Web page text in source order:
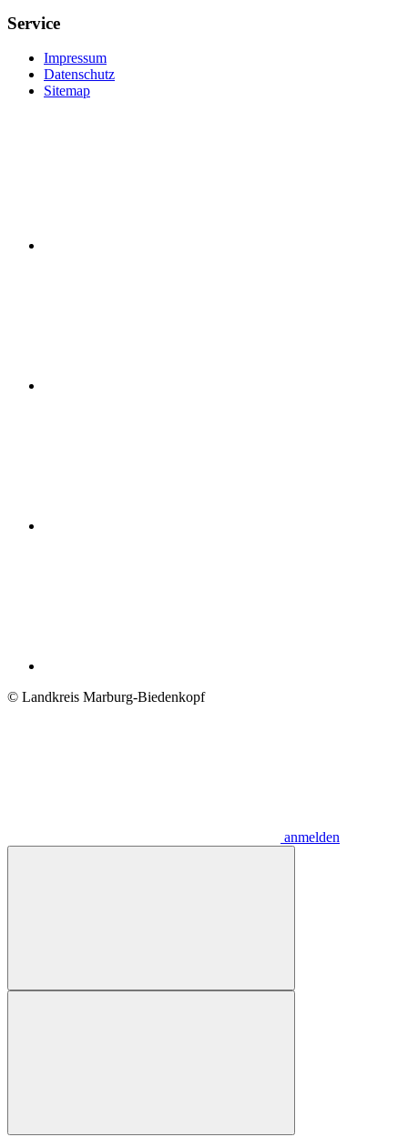
Service
Impressum
Datenschutz
Sitemap
© Landkreis Marburg-Biedenkopf
anmelden